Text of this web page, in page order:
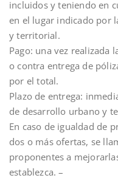
incluidos y teniendo en
en el lugar indicado por
y territorial.
Pago: una vez realizada
o contra entrega de
por el total.
Plazo de entrega:
de desarrollo urbano y
En caso de igualdad de
dos o más ofertas, se
proponentes a
establezca. –